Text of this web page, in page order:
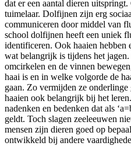
dat er een aantal dieren
tuimelaar. Dolfijnen zijn erg
communiceren door middel van
school dolfijnen heeft een uniek
identificeren. Ook haaien hebben
wat belangrijk is tijdens het
omcirkelen en de vinnen
haai is en in welke volgorde de
gaan. Zo vermijden ze
haaien ook belangrijk bij het
nadenken en bedenken dat als
geldt. Toch slagen zeeleeuwen
mensen zijn dieren goed op
ontwikkeld bij andere